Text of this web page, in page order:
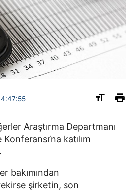
Araştırma Departmanı
katılım
bakımından
şirketin, son